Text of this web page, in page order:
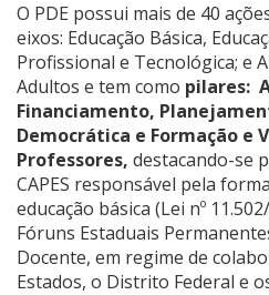
O PDE possui mais de 40
eixos: Educação Básica,
Profissional e Tecnológica; e
Adultos e tem como pilares:
Financiamento,
Democrática e Formação e
Professores, destacando-se
CAPES responsável pela
educação básica (Lei nº
Fóruns Estaduais
Docente, em regime de
Estados, o Distrito Federal e